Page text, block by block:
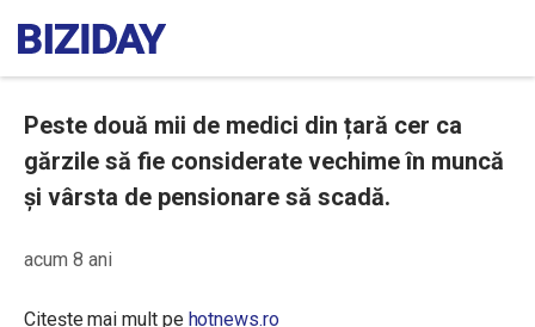
Peste două mii de medici din țară cer ca
gărzile să fie considerate vechime în muncă
și vârsta de pensionare să scadă.
acum 8 ani
Citește mai mult pe hotnews.ro